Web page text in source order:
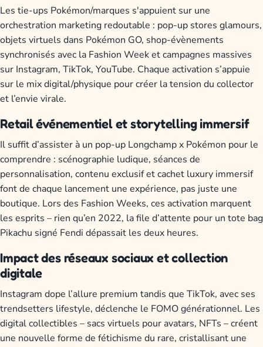
Les tie-ups Pokémon/marques s'appuient sur une
orchestration marketing redoutable : pop-up stores glamours,
objets virtuels dans Pokémon GO, shop-évènements
synchronisés avec la Fashion Week et campagnes massives
sur Instagram, TikTok, YouTube. Chaque activation s’appuie
sur le mix digital/physique pour créer la tension du collector
et l’envie virale.
Retail événementiel et storytelling immersif
Il suffit d’assister à un pop-up Longchamp x Pokémon pour le
comprendre : scénographie ludique, séances de
personnalisation, contenu exclusif et cachet luxury immersif
font de chaque lancement une expérience, pas juste une
boutique. Lors des Fashion Weeks, ces activation marquent
les esprits – rien qu’en 2022, la file d’attente pour un tote bag
Pikachu signé Fendi dépassait les deux heures.
Impact des réseaux sociaux et collection
digitale
Instagram dope l’allure premium tandis que TikTok, avec ses
trendsetters lifestyle, déclenche le FOMO générationnel. Les
digital collectibles – sacs virtuels pour avatars, NFTs – créent
une nouvelle forme de fétichisme du rare, cristallisant une